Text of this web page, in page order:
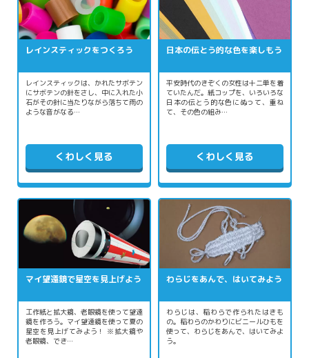
レインスティックをつくろう
レインスティックは、かれたサボテン
にサボテンの針をさし、中に入れた小
石がその針に当たりながら落ちて雨の
ような音がなる…
くわしく見る
日本の伝とう的な色を楽しもう
平安時代のきぞくの女性は十二単を着
ていたんだ。紙コップを、いろいろな
日本の伝とう的な色にぬって、重ね
て、その色の組み…
くわしく見る
マイ望遠鏡で星空を見上げよう
工作紙と拡大鏡、老眼鏡を使って望遠
鏡を作ろう。マイ望遠鏡を使って夏の
星空を見上げてみよう！ ※拡大鏡や
老眼鏡、でき…
わらじをあんで、はいてみよう
わらじは、稲わらで作られたはきも
の。稲わらのかわりにビニールひもを
使って、わらじをあんで、はいてみよ
う。